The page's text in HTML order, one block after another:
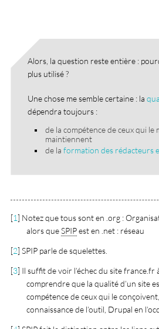
Alors, la question reste entière :
plus utilisé ?
Une chose me semble certaine : la
dépendra toujours :
de la compétence de ceux qui le
maintiennent
de la formation des rédacteurs
[1] Notez que tous sont en .org :
alors queSPIPest en .net : réseau
[2]SPIP parle de squelettes.
[3] Il suffit de voir l’échec du site france.fr
comprendre que la qualité d’un site
compétence de ceux qui le
connaissance de l’outil, Drupal en